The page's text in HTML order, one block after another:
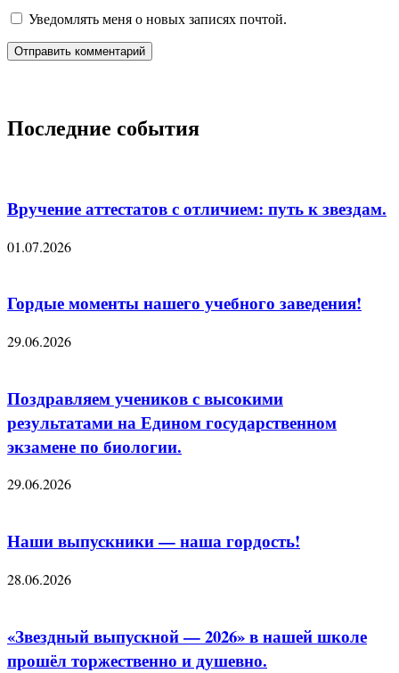
Уведомлять меня о новых записях почтой.
Последние события
Вручение аттестатов с отличием: путь к звездам.
01.07.2026
Гордые моменты нашего учебного заведения!
29.06.2026
Поздравляем учеников с высокими
результатами на Едином государственном
экзамене по биологии.
29.06.2026
Наши выпускники — наша гордость!
28.06.2026
«Звездный выпускной — 2026» в нашей школе
прошёл торжественно и душевно.